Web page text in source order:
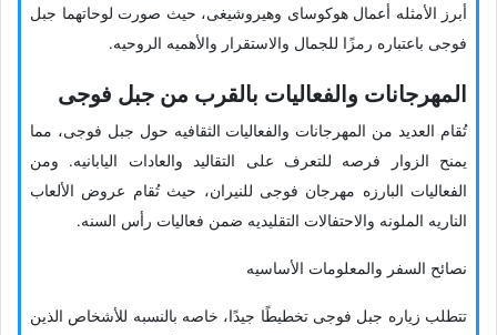
أبرز الأمثله أعمال هوکوسای وهیروشیغی، حیث صورت لوحاتهما جبل
فوجی باعتباره رمزًا للجمال والاستقرار والأهمیه الروحیه.
المهرجانات والفعالیات بالقرب من جبل فوجی
تُقام العدید من المهرجانات والفعالیات الثقافیه حول جبل فوجی، مما
یمنح الزوار فرصه للتعرف على التقالید والعادات الیابانیه. ومن
الفعالیات البارزه مهرجان فوجی للنیران، حیث تُقام عروض الألعاب
الناریه الملونه والاحتفالات التقلیدیه ضمن فعالیات رأس السنه.
نصائح السفر والمعلومات الأساسیه
تتطلب زیاره جبل فوجی تخطیطًا جیدًا، خاصه بالنسبه للأشخاص الذین